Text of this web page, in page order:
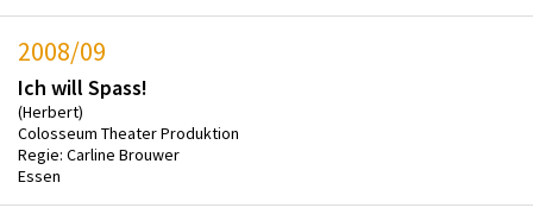
2008/09
Ich will Spass!
(Herbert)
Colosseum Theater Produktion
Regie: Carline Brouwer
Essen